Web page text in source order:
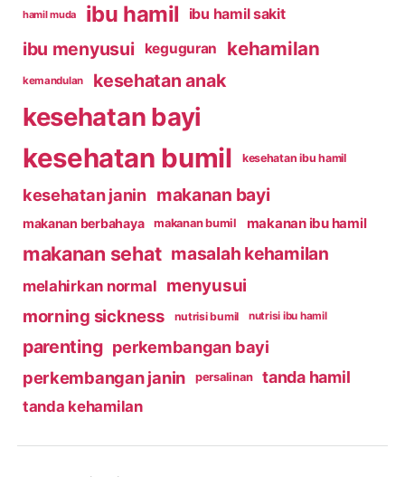
hamil muda ibu hamil ibu hamil sakit
ibu menyusui keguguran kehamilan
kemandulan kesehatan anak
kesehatan bayi
kesehatan bumil kesehatan ibu hamil
kesehatan janin makanan bayi
makanan berbahaya makanan bumil makanan ibu hamil
makanan sehat masalah kehamilan
melahirkan normal menyusui
morning sickness nutrisi bumil nutrisi ibu hamil
parenting perkembangan bayi
perkembangan janin
persalinan tanda hamil
tanda kehamilan